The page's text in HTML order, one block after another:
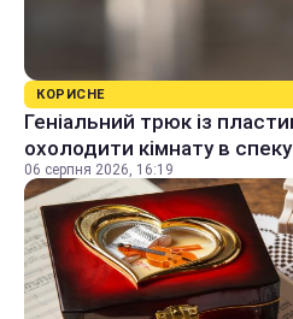
КОРИСНЕ
Геніальний трюк із
охолодити кімнату в
06 серпня 2026, 16:19